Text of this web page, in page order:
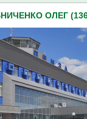
ОЛЕГ